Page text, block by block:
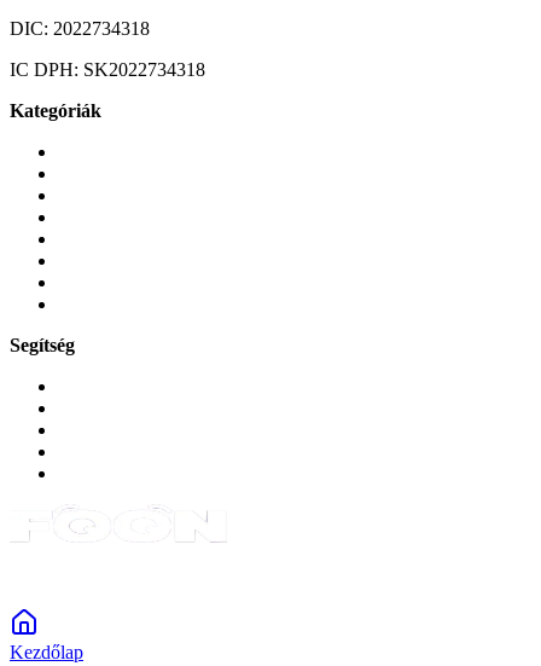
DIC: 2022734318
IC DPH: SK2022734318
Kategóriák
Segítség
Kezdőlap